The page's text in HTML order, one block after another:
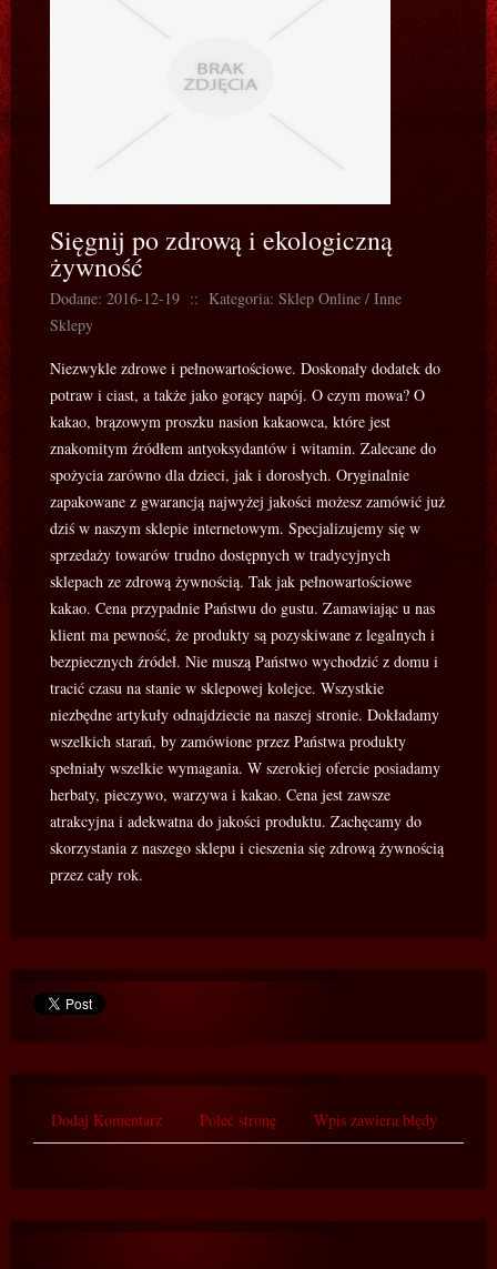
Sięgnij po zdrową i ekologiczną
żywność
Dodane: 2016-12-19 :: Kategoria: Sklep Online / Inne
Sklepy
Niezwykle zdrowe i pełnowartościowe. Doskonały dodatek do
potraw i ciast, a także jako gorący napój. O czym mowa? O
kakao, brązowym proszku nasion kakaowca, które jest
znakomitym źródłem antyoksydantów i witamin. Zalecane do
spożycia zarówno dla dzieci, jak i dorosłych. Oryginalnie
zapakowane z gwarancją najwyżej jakości możesz zamówić już
dziś w naszym sklepie internetowym. Specjalizujemy się w
sprzedaży towarów trudno dostępnych w tradycyjnych
sklepach ze zdrową żywnością. Tak jak pełnowartościowe
kakao. Cena przypadnie Państwu do gustu. Zamawiając u nas
klient ma pewność, że produkty są pozyskiwane z legalnych i
bezpiecznych źródeł. Nie muszą Państwo wychodzić z domu i
tracić czasu na stanie w sklepowej kolejce. Wszystkie
niezbędne artykuły odnajdziecie na naszej stronie. Dokładamy
wszelkich starań, by zamówione przez Państwa produkty
spełniały wszelkie wymagania. W szerokiej ofercie posiadamy
herbaty, pieczywo, warzywa i kakao. Cena jest zawsze
atrakcyjna i adekwatna do jakości produktu. Zachęcamy do
skorzystania z naszego sklepu i cieszenia się zdrową żywnością
przez cały rok.
Dodaj Komentarz Poleć stronę Wpis zawiera błędy